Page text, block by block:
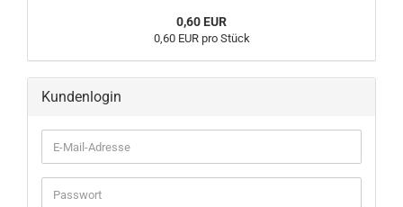
0,60 EUR
0,60 EUR pro Stück
Kundenlogin
E-
Mail-
Adresse
Passwort